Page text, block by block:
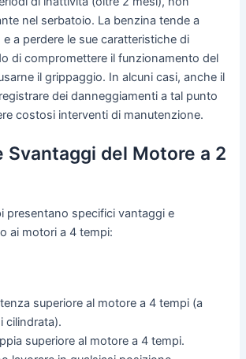
nel serbatoio. La benzina tende a
e a perdere le sue caratteristiche di
di compromettere il funzionamento del
il grippaggio. In alcuni casi, anche il
dei danneggiamenti a tal punto
costosi interventi di manutenzione.
Svantaggi del Motore a 2
presentano specifici vantaggi e
ai motori a 4 tempi:
superiore al motore a 4 tempi (a
cilindrata).
superiore al motore a 4 tempi.